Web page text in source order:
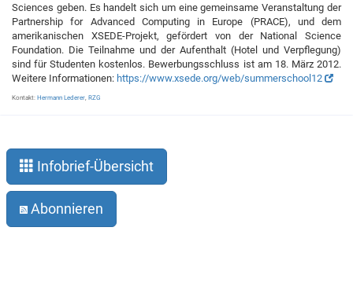
Sciences geben. Es handelt sich um eine gemeinsame Veranstaltung der
Partnership for Advanced Computing in Europe (PRACE), und dem
amerikanischen XSEDE-Projekt, gefördert von der National Science
Foundation. Die Teilnahme und der Aufenthalt (Hotel und Verpflegung)
sind für Studenten kostenlos. Bewerbungsschluss ist am 18. März 2012.
Weitere Informationen: https://www.xsede.org/web/summerschool12
Kontakt: Hermann Lederer RZG
Infobrief-Übersicht
Abonnieren